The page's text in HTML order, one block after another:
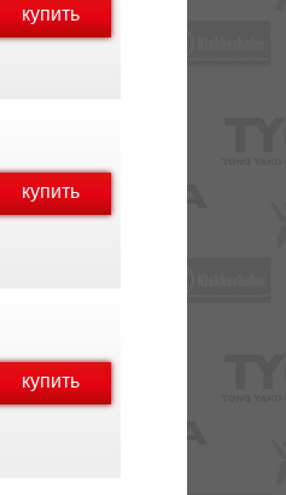
купить
купить
купить